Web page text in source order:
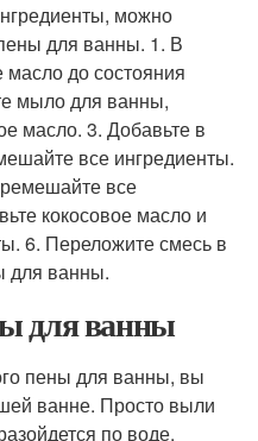
можно
для ванны. 1. В
масло до состояния
мыло для ванны,
масло. 3. Добавьте в
все ингредиенты.
все
кокосовое масло и
6. Переложите смесь в
для ванны.
для ванны
пены для ванны, вы
ванне. Просто выли
по воде,